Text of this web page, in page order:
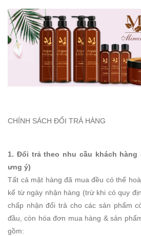
CHÍNH SÁCH ĐỔI TRẢ HÀNG
1. Đổi trả theo nhu cầu khách
ưng ý)
Tất cả mặt hàng đã mua đều có thể
kể từ ngày nhận hàng (trừ khi có quy
chấp nhận đổi trả cho các sản phẩm
đầu, còn hóa đơn mua hàng & sản
gồm: